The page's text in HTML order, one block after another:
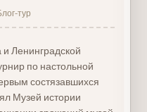
тур
Ленинградской
по настольной
состязавшихся
Музей истории